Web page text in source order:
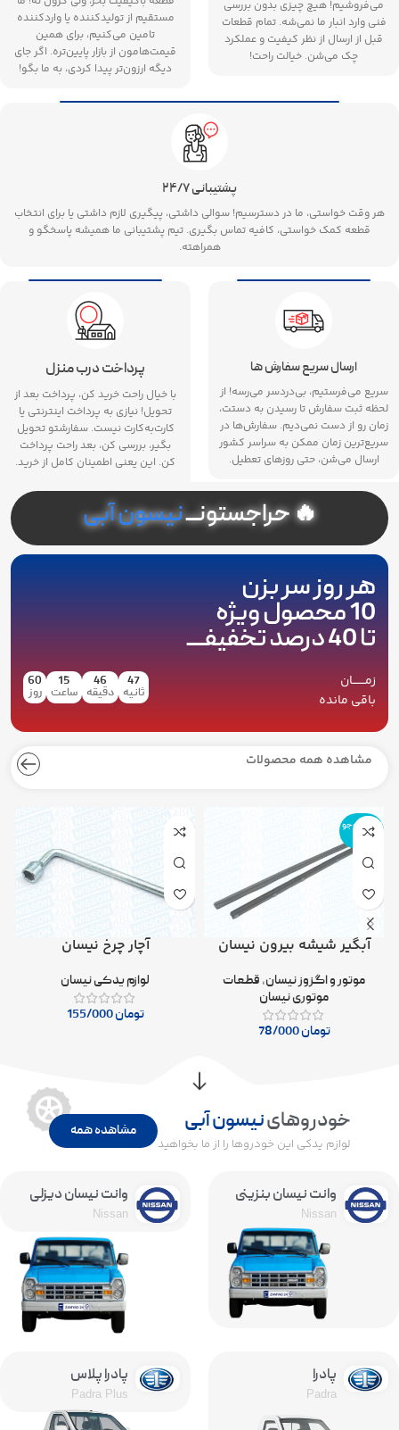
می‌فروشیم! هیچ چیزی بدون بررسی
فنی وارد انبار ما نمی‌شه. تمام قطعات
قبل از ارسال از نظر کیفیت و عملکرد
چک می‌شن. خیالت راحت!
مستقیم از تولیدکننده یا واردکننده
تامین می‌کنیم، برای همین
قیمت‌هامون از بازار پایین‌تره. اگر جای
دیگه ارزون‌تر پیدا کردی، به ما بگو!
پشتیبانی ۲۴/۷
هر وقت خواستی، ما در دسترسیم! سوالی داشتی، پیگیری لازم داشتی یا برای انتخاب
قطعه کمک خواستی، کافیه تماس بگیری. تیم پشتیبانی ما همیشه پاسخگو و
همراهته.
ارسال سریع سفارش ها
سریع می‌فرستیم، بی‌دردسر می‌رسه! از
لحظه ثبت سفارش تا رسیدن به دستت،
زمان رو از دست نمی‌دیم. سفارش‌ها در
سریع‌ترین زمان ممکن به سراسر کشور
ارسال می‌شن، حتی روزهای تعطیل.
پرداخت درب منزل
با خیال راحت خرید کن، پرداخت بعد از
تحویل! نیازی به پرداخت اینترنتی یا
کارت‌به‌کارت نیست. سفارشتو تحویل
بگیر، بررسی کن، بعد راحت پرداخت
کن. این یعنی اطمینان کامل از خرید.
🔥 حراجستونـــنیسون آبی
هر روز سر بزن
10محصول ویژه
تا40درصد تخفیفــــ
زمـــــــان
باقی مانده
60
روز
15
ساعت
46
دقیقه
46
ثانیه
مشاهده همه محصولات
اتمام موجو
دی
آبگیر شیشه بیرون نیسان
موتور و اگزوز نیسان, قطعات
موتوری نیسان
تومان78/000
آچار چرخ نیسان
لوازم یدکی نیسان
تومان155/000
خودروهاینیسون آبی
لوازم یدکی این خودروها را از ما بخواهید
مشاهده همه
وانت نیسان بنزینی
Nissan
وانت نیسان دیزلی
Nissan
پادرا
Padra
پادرا پلاس
Padra Plus